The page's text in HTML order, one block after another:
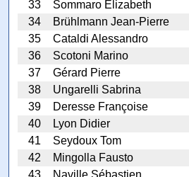
33
Sommaro Elizabeth
34
Brühlmann Jean-Pierre
35
Cataldi Alessandro
36
Scotoni Marino
37
Gérard Pierre
38
Ungarelli Sabrina
39
Deresse Françoise
40
Lyon Didier
41
Seydoux Tom
42
Mingolla Fausto
43
Naville Sébastien